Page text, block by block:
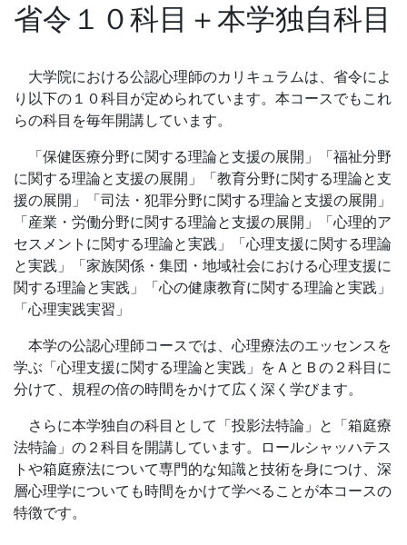
省令１０科目＋本学独自科目
大学院における公認心理師のカリキュラムは、省令によ
り以下の１０科目が定められています。本コースでもこれ
らの科目を毎年開講しています。
「保健医療分野に関する理論と支援の展開」「福祉分野
に関する理論と支援の展開」「教育分野に関する理論と支
援の展開」「司法・犯罪分野に関する理論と支援の展開」
「産業・労働分野に関する理論と支援の展開」「心理的ア
セスメントに関する理論と実践」「心理支援に関する理論
と実践」「家族関係・集団・地域社会における心理支援に
関する理論と実践」「心の健康教育に関する理論と実践」
「心理実践実習」
本学の公認心理師コースでは、心理療法のエッセンスを
学ぶ「心理支援に関する理論と実践」をＡとＢの２科目に
分けて、規程の倍の時間をかけて広く深く学びます。
さらに本学独自の科目として「投影法特論」と「箱庭療
法特論」の２科目を開講しています。ロールシャッハテス
トや箱庭療法について専門的な知識と技術を身につけ、深
層心理学についても時間をかけて学べることが本コースの
特徴です。